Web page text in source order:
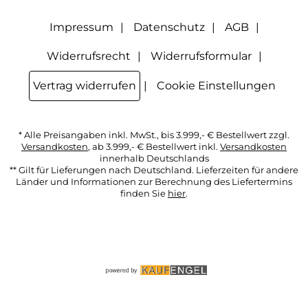
Impressum Datenschutz AGB
Widerrufsrecht Widerrufsformular
Vertrag widerrufen Cookie Einstellungen
* Alle Preisangaben inkl. MwSt., bis 3.999,- € Bestellwert zzgl.
Versandkosten, ab 3.999,- € Bestellwert inkl. Versandkosten
innerhalb Deutschlands
** Gilt für Lieferungen nach Deutschland. Lieferzeiten für andere
Länder und Informationen zur Berechnung des Liefertermins
finden Sie hier.